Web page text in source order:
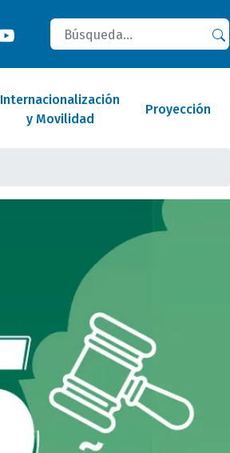
Buscar
Internacionalización
y Movilidad
Proyección